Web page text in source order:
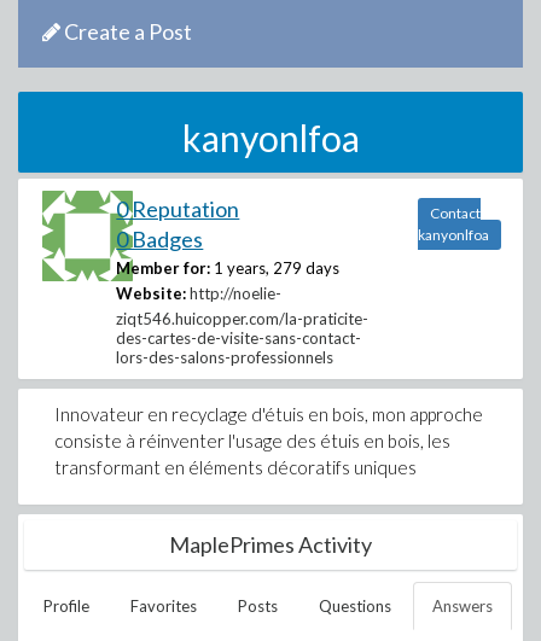
Create a Post
kanyonlfoa
0 Reputation
0 Badges
Member for: 1 years, 279 days
Website: http://noelie-
ziqt546.huicopper.com/la-praticite-
des-cartes-de-visite-sans-contact-
lors-des-salons-professionnels
Contact
kanyonlfoa
Innovateur en recyclage d'étuis en bois, mon approche
consiste à réinventer l'usage des étuis en bois, les
transformant en éléments décoratifs uniques
MaplePrimes Activity
Profile Favorites Posts Questions Answers